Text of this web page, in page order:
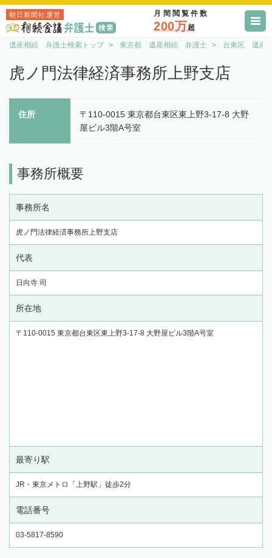
朝日新聞社運営 月間閲覧件数
200万超
遺産相続 弁護士検索トップ 東京都 遺産相続 弁護士 台東区 遺産
虎ノ門法律経済事務所上野支店
住所
〒110-0015 東京都台東区東上野3-17-8 大野
屋ビル3階A号室
事務所概要
事務所名
虎ノ門法律経済事務所上野支店
代表
日向寺 司
所在地
〒110-0015 東京都台東区東上野3-17-8 大野屋ビル3階A号室
最寄り駅
JR・東京メトロ「上野駅」徒歩2分
電話番号
03-5817-8590